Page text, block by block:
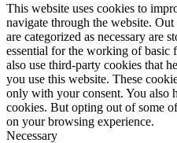
This website uses cookies to
navigate through the website.
are categorized as necessary are
essential for the working of basic
also use third-party cookies that
you use this website. These
only with your consent. You also
cookies. But opting out of some
on your browsing experience.
Necessary